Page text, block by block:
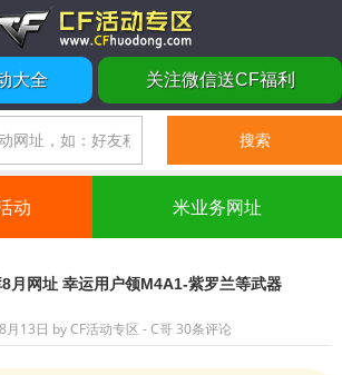
大全 关注微信送CF福利
动 米业务网址
月网址 幸运用户领M4A1-紫罗兰等武器
月13日 byCF活动专区 - C哥 30条评论